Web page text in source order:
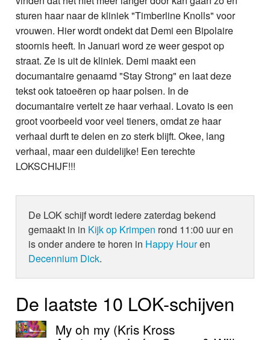
sturen haar naar de kliniek "Timberline Knolls" voor
vrouwen. Hier wordt ondekt dat Demi een Bipolaire
stoornis heeft. In Januari word ze weer gespot op
straat. Ze is uit de kliniek. Demi maakt een
documantaire genaamd "Stay Strong" en laat deze
tekst ook tatoeëren op haar polsen. In de
documantaire vertelt ze haar verhaal. Lovato is een
groot voorbeeld voor veel tieners, omdat ze haar
verhaal durft te delen en zo sterk blijft. Okee, lang
verhaal, maar een duidelijke! Een terechte
LOKSCHIJF!!!
De LOK schijf wordt iedere zaterdag bekend
gemaakt in in Kijk op Krimpen rond 11:00 uur en
is onder andere te horen in Happy Houren
Decennium Dick.
De laatste 10 LOK-schijven
My oh my (Kris Kross